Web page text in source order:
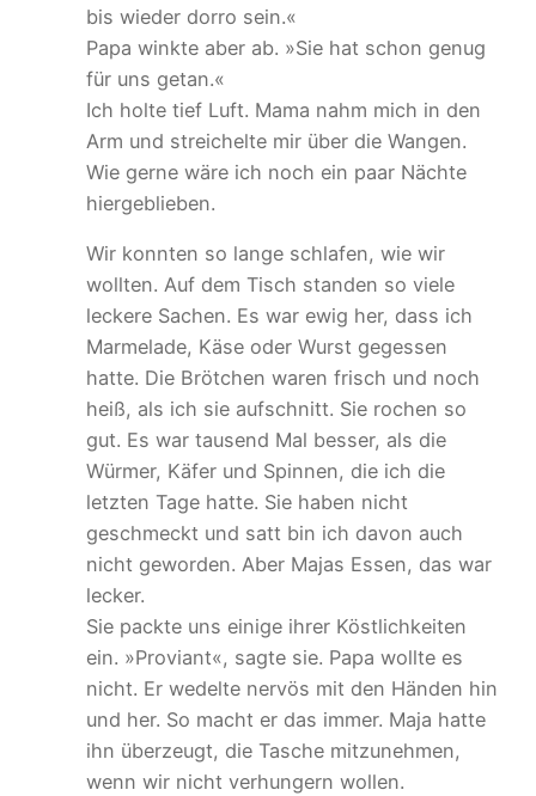
bis wieder dorro sein.«
Papa winkte aber ab. »Sie hat schon genug
für uns getan.«
Ich holte tief Luft. Mama nahm mich in den
Arm und streichelte mir über die Wangen.
Wie gerne wäre ich noch ein paar Nächte
hiergeblieben.
Wir konnten so lange schlafen, wie wir
wollten. Auf dem Tisch standen so viele
leckere Sachen. Es war ewig her, dass ich
Marmelade, Käse oder Wurst gegessen
hatte. Die Brötchen waren frisch und noch
heiß, als ich sie aufschnitt. Sie rochen so
gut. Es war tausend Mal besser, als die
Würmer, Käfer und Spinnen, die ich die
letzten Tage hatte. Sie haben nicht
geschmeckt und satt bin ich davon auch
nicht geworden. Aber Majas Essen, das war
lecker.
Sie packte uns einige ihrer Köstlichkeiten
ein. »Proviant«, sagte sie. Papa wollte es
nicht. Er wedelte nervös mit den Händen hin
und her. So macht er das immer. Maja hatte
ihn überzeugt, die Tasche mitzunehmen,
wenn wir nicht verhungern wollen.